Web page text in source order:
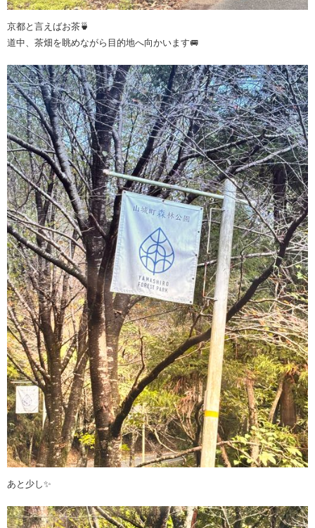
京都と言えばお茶🍵
道中、茶畑を眺めながら目的地へ向かいます🚐
あと少し✨